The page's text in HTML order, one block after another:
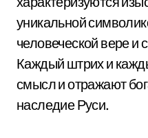
уникальной
человеческой вере и
Каждый штрих и
смысл и отражают
наследие Руси.